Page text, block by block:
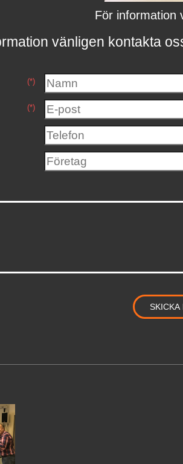
För information
vänligen kontakta
(*)
(*)